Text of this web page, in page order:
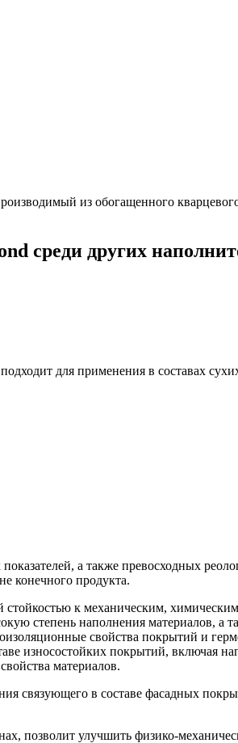
из обогащенного
среди других
для применения в составах
а также превосходных
конечного продукта.
к механическим,
степень наполнения материалов, а
свойства покрытий и
износостойких покрытий, включая
материалов.
связующего в составе фасадных
позволит улучшить физико-